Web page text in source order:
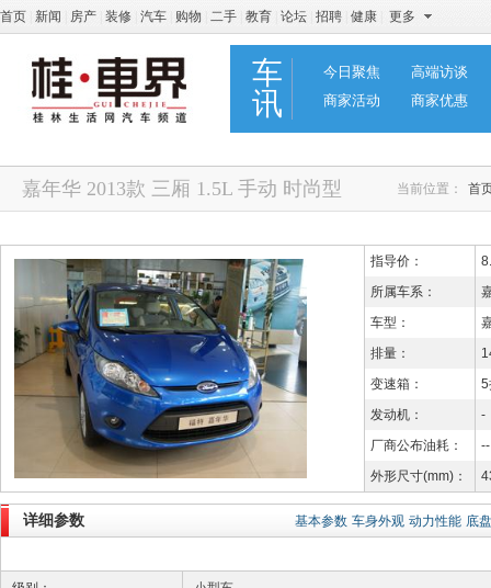
首页 新闻 房产 装修 汽车 购物 二手 教育 论坛 招聘 健康 更多
车
讯
今日聚焦
高端访谈
商家活动
商家优惠
嘉年华 2013款 三厢 1.5L 手动 时尚型 当前位置： 首
指导价：
所属车系：
车型：
排量：
变速箱：
5
发动机：
-
厂商公布油耗：
--
外形尺寸(mm)：
基本参数 车身外观 动力性能 底
详细参数